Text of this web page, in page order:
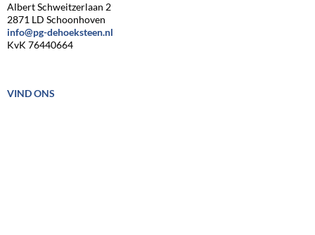
Albert Schweitzerlaan 2
2871 LD Schoonhoven
info@pg-dehoeksteen.nl
KvK 76440664
VIND ONS